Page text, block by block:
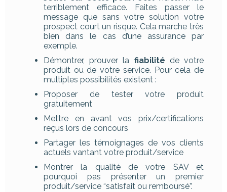
terriblement efficace. Faites passer le
message que sans votre solution votre
prospect court un risque. Cela marche très
bien dans le cas d’une assurance par
exemple.
Démontrer, prouver la fiabilité de votre
produit ou de votre service. Pour cela de
multiples possibilités existent :
Proposer de tester votre produit
gratuitement
Mettre en avant vos prix/certifications
reçus lors de concours
Partager les témoignages de vos clients
actuels vantant votre produit/service
Montrer la qualité de votre SAV et
pourquoi pas présenter un premier
produit/service “satisfait ou remboursé”.